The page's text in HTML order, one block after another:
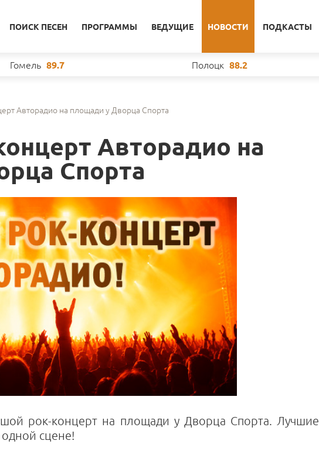
ПОИСК ПЕСЕН ПРОГРАММЫ ВЕДУЩИЕ НОВОСТИ ПОДКАСТЫ
Гомель 89.7 Полоцк 88.2
Авторадио на площади у Дворца Спорта
Авторадио на
Спорта
рок-концерт на площади у Дворца Спорта. Лучшие
сцене!